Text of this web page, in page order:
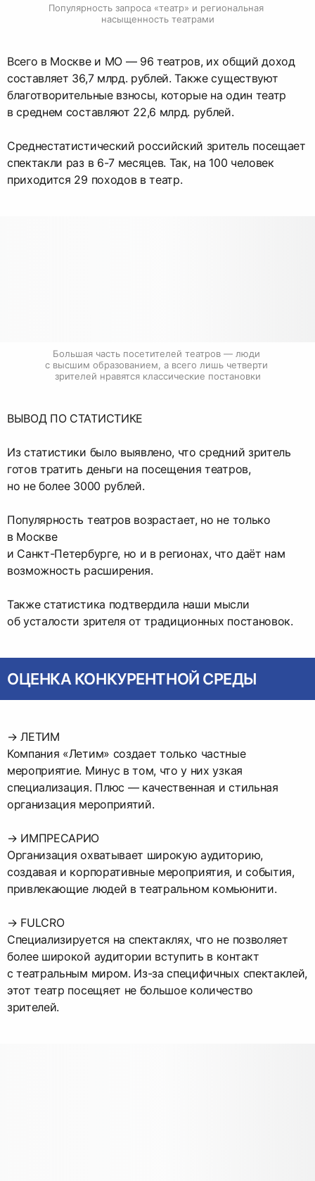
Популярность запроса «театр» и региональная
насыщенность театрами
Всего в Москве и МО — 96 театров, их общий доход
составляет 36,7 млрд. рублей. Также существуют
благотворительные взносы, которые на один театр
в среднем составляют 22,6 млрд. рублей.
Среднестатистический российский зритель посещает
спектакли раз в 6-7 месяцев. Так, на 100 человек
приходится 29 походов в театр.
Большая часть посетителей театров — люди
с высшим образованием, а всего лишь четверти
зрителей нравятся классические постановки
ВЫВОД ПО СТАТИСТИКЕ
Из статистики было выявлено, что средний зритель
готов тратить деньги на посещения театров,
но не более 3000 рублей.
Популярность театров возрастает, но не только
в Москве
и Санкт-Петербурге, но и в регионах, что даёт нам
возможность расширения.
Также статистика подтвердила наши мысли
об усталости зрителя от традиционных постановок.
ОЦЕНКА КОНКУРЕНТНОЙ СРЕДЫ
→ ЛЕТИМ
Компания «Летим» создает только частные
мероприятие. Минус в том, что у них узкая
специализация. Плюс — качественная и стильная
организация мероприятий.
→ ИМПРЕСАРИО
Организация охватывает широкую аудиторию,
создавая и корпоративные мероприятия, и события,
привлекающие людей в театральном комьюнити.
→ FULCRO
Специализируется на спектаклях, что не позволяет
более широкой аудитории вступить в контакт
с театральным миром. Из-за специфичных спектаклей,
этот театр посещяет не большое количество
зрителей.